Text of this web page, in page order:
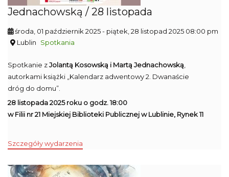
Jednachowską / 28 listopada
środa, 01 październik 2025- piątek, 28 listopad 2025 08:00 pm
Lublin
Spotkania
Spotkanie zJolantą Kosowską i Martą Jednachowską
autorkami książki „Kalendarz adwentowy 2. Dwanaście
dróg do domu”.
28 listopada 2025 roku o godz. 18:00
w Filii nr 21 Miejskiej Biblioteki Publicznej w Lublinie, Rynek 11
Szczegóły wydarzenia